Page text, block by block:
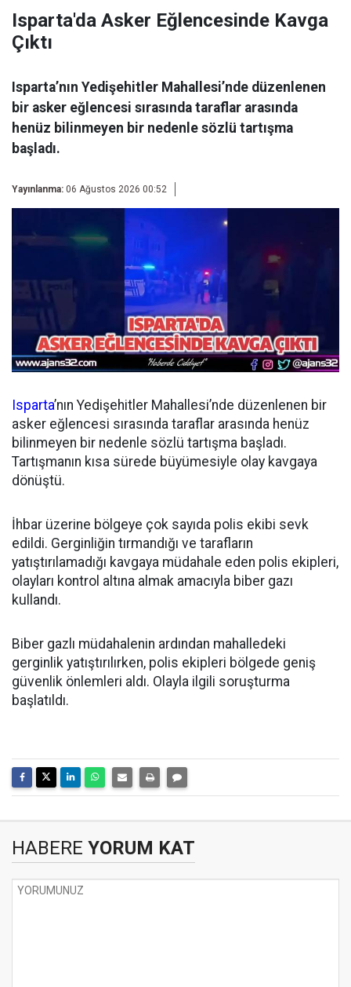
Isparta'da Asker Eğlencesinde Kavga
Çıktı
Isparta’nın Yedişehitler Mahallesi’nde düzenlenen
bir asker eğlencesi sırasında taraflar arasında
henüz bilinmeyen bir nedenle sözlü tartışma
başladı.
Yayınlanma: 06 Ağustos 2026 00:52
Isparta’nın Yedişehitler Mahallesi’nde düzenlenen bir
asker eğlencesi sırasında taraflar arasında henüz
bilinmeyen bir nedenle sözlü tartışma başladı.
Tartışmanın kısa sürede büyümesiyle olay kavgaya
dönüştü.
İhbar üzerine bölgeye çok sayıda polis ekibi sevk
edildi. Gerginliğin tırmandığı ve tarafların
yatıştırılamadığı kavgaya müdahale eden polis ekipleri,
olayları kontrol altına almak amacıyla biber gazı
kullandı.
Biber gazlı müdahalenin ardından mahalledeki
gerginlik yatıştırılırken, polis ekipleri bölgede geniş
güvenlik önlemleri aldı. Olayla ilgili soruşturma
başlatıldı.
HABERE YORUM KAT